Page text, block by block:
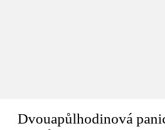
Dvouapůlhodinová